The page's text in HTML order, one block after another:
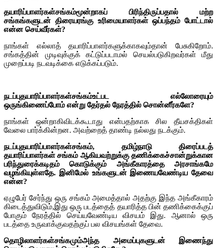
தயாரிப்பாளர்கள்சங்கம்மூன்றாகப் பிரிந்திருப்பதால் மற்ற
சங்கங்களுடன் திரையரங்கு உரிமையாளர்கள் ஒப்பந்தம் போட்டால்
என்ன செய்வீர்கள்?
நாங்கள் எல்லாத் தயாரிப்பாளர்களுக்காகவும்தான் பேசுகிறோம்.
சங்கத்தின் முடிவுக்குக் கட்டுப்படாமல் செயல்படுகிறவர்கள் மீது
முறைப்படி நடவடிக்கை எடுக்கப்படும்.
நடப்புதயாரிப்பாளர்கள்சங்கம்உட்பட எல்லோரையும்
ஒருங்கிணைப்போம் என்று தேர்தல் நேரத்தில் சொன்னீர்களே?
நாங்கள் ஒன்றாகிவிடக்கூடாது என்பதற்காக சில தீயசக்திகள்
வேலை பார்க்கின்றன. அவற்றைத் தாண்டி நல்லது நடக்கும்.
நடப்புதயாரிப்பாளர்கள்சங்கம், தமிழ்நாடு திரைப்படத்
தயாரிப்பாளர்கள் சங்கம் ஆகியவற்றுக்கு தணிக்கைச்சான்றுக்கான
பரிந்துரைக்கடிதம் கொடுக்கும் அங்கீகாரத்தை அரசாங்கமே
வழங்கியுள்ளதே. இனிமேல் உங்களுடன் இணையவேண்டிய தேவை
என்ன?
ஏழுபேர் சேர்ந்து ஒரு சங்கம் அமைத்தால் அதற்கு இந்த அங்கீகாரம்
கிடைத்துவிடும்,இது ஒரு படத்தைத் தயாரித்த பின் தணிக்கைக்குப்
போகும் நேரத்தில் செய்யவேண்டிய விசயம் இது. ஆனால் ஒரு
படத்தை உருவாக்குவதற்குப் பல விசயங்கள் தேவை.
தொழிலாளர்கள்சங்கமும்அந்த அமைப்புகளுடன் இணைந்து